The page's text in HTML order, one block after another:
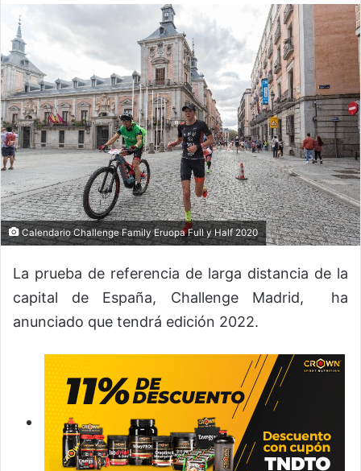
Calendario Challenge Family Eruopa Full y Half 2020
La prueba de referencia de larga distancia de la
capital de España, Challenge Madrid, ha
anunciado que tendrá edición 2022.